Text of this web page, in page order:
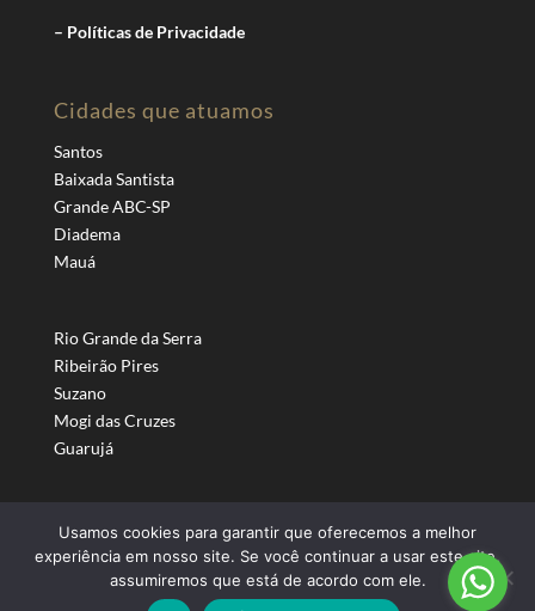
– Políticas de Privacidade
Cidades que atuamos
Santos
Baixada Santista
Grande ABC-SP
Diadema
Mauá
Rio Grande da Serra
Ribeirão Pires
Suzano
Mogi das Cruzes
Guarujá
Todos os direitos reservados © 2024 | COFAST - Distribuidor
Usamos cookies para garantir que oferecemos a melhor
experiência em nosso site. Se você continuar a usar este site,
assumiremos que está de acordo com ele.